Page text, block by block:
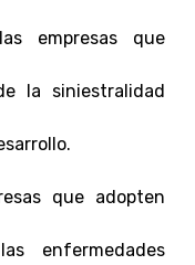
empresas que
la siniestralidad
que adopten
enfermedades